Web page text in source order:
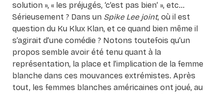
solution », « les préjugés, ‘c’est pas bien’ », etc…
Sérieusement ? Dans un Spike Lee joint, où il est
question du Ku Klux Klan, et ce quand bien même il
s’agirait d’une comédie ? Notons toutefois qu’un
propos semble avoir été tenu quant à la
représentation, la place et l’implication de la femme
blanche dans ces mouvances extrémistes. Après
tout, les femmes blanches américaines ont joué, au